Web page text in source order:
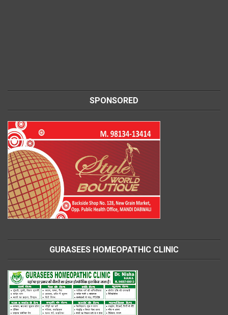
SPONSORED
GURASEES HOMEOPATHIC CLINIC